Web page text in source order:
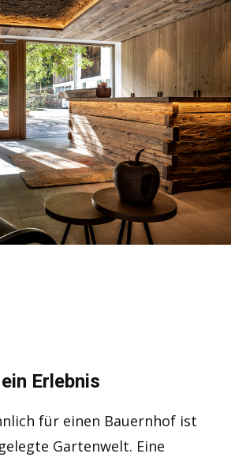
Erlebnis
für einen Bauernhof ist
Gartenwelt. Eine